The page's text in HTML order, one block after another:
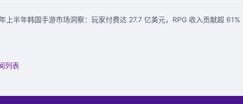
上半年韩国手游市场洞察：玩家付费达 27.7 亿美元，RPG 收入贡献超 61%
列表